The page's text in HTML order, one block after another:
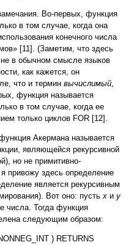
Во-первых, функция
в том случае, когда она
конечного числа
[11]. (Заметим, что здесь
не в обычном смысле языков
как кажется, он
что и термин вычислимый,
функция называется
в том случае, когда ее
только циклов FOR [12].
Акермана называется
являющейся рекурсивной
но не примитивно-
привожу здесь определение
является рекурсивным
Вот оно: пустьx и y
числа. Тогда функция
следующим образом:
) RETURNS